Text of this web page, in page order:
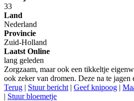
33
Land
Nederland
Provincie
Zuid-Holland
Laatst Online
lang geleden
Zorgzaam, maar ook een tikkeltje
ook zeker van dromen. Deze na te jagen
Terug | Stuur bericht | Geef knipoog |
| Stuur bloemetje